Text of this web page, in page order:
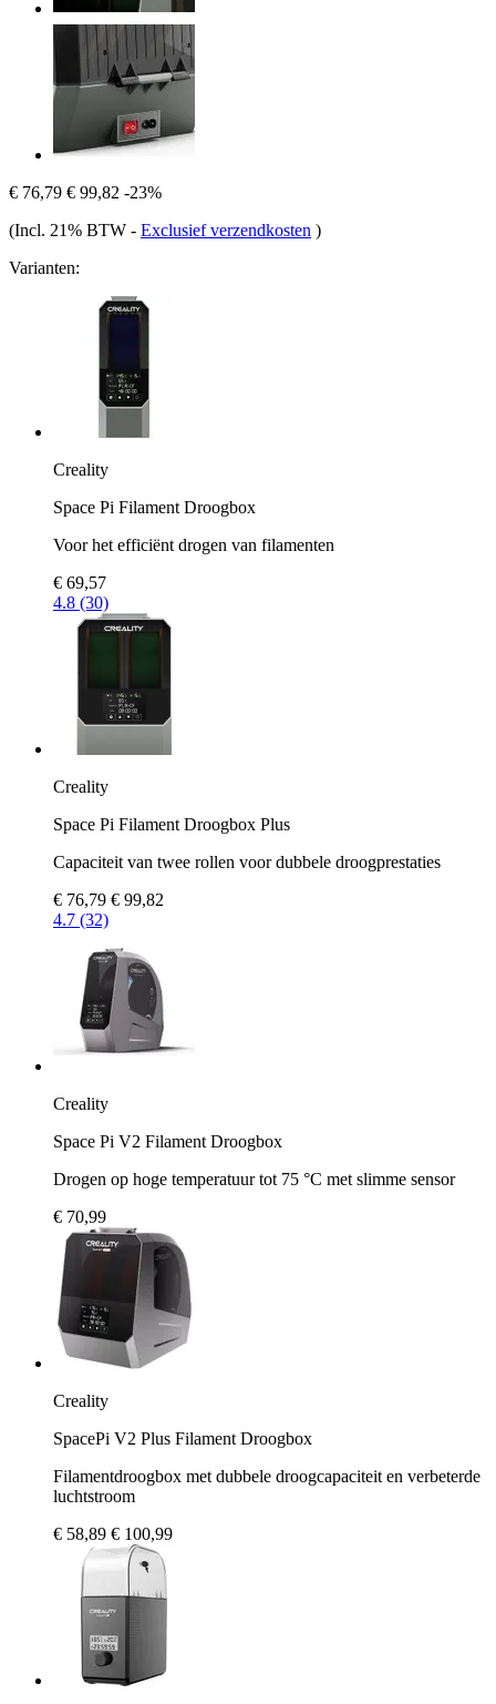
€ 76,79 € 99,82 -23%
(Incl. 21% BTW - Exclusief verzendkosten )
Varianten:
Creality
Space Pi Filament Droogbox
Voor het efficiënt drogen van filamenten
€ 69,57
4.8 (30)
Creality
Space Pi Filament Droogbox Plus
Capaciteit van twee rollen voor dubbele droogprestaties
€ 76,79 € 99,82
4.7 (32)
Creality
Space Pi V2 Filament Droogbox
Drogen op hoge temperatuur tot 75 °C met slimme sensor
€ 70,99
Creality
SpacePi V2 Plus Filament Droogbox
Filamentdroogbox met dubbele droogcapaciteit en verbeterde
luchtstroom
€ 58,89 € 100,99